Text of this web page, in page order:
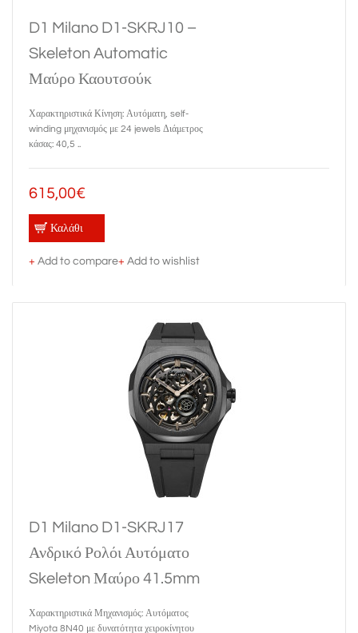
D1 Milano D1-SKRJ10 –
Skeleton Automatic
Μαύρο Καουτσούκ
Χαρακτηριστικά Κίνηση: Αυτόματη, self-
winding μηχανισμός με 24 jewels Διάμετρος
κάσας: 40,5 ..
615,00€
Καλάθι
+ Add to compare+ Add to wishlist
D1 Milano D1-SKRJ17
Ανδρικό Ρολόι Αυτόματο
Skeleton Μαύρο 41.5mm
Χαρακτηριστικά Μηχανισμός: Αυτόματος
Miyota 8N40 με δυνατότητα χειροκίνητου